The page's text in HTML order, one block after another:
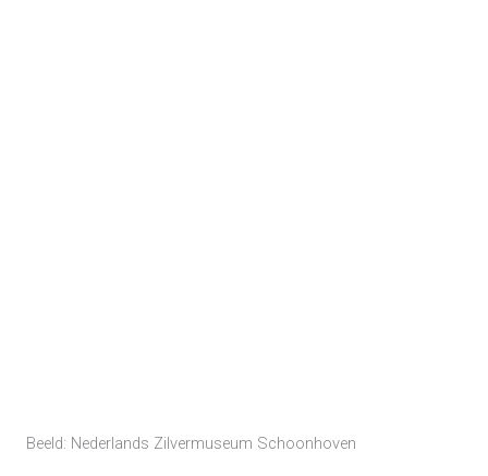
Beeld: Nederlands Zilvermuseum Schoonhoven